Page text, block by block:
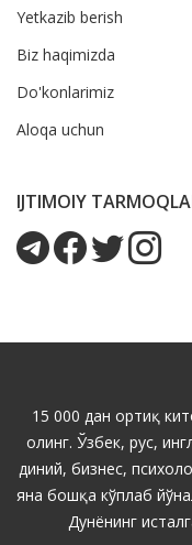
Yetkazib berish
Biz haqimizda
Do'konlarimiz
Aloqa uchun
IJTIMOIY
15 000 дан ортиқ
олинг. Ўзбек, рус,
диний, бизнес,
яна бошқа кўплаб
Дунёнинг